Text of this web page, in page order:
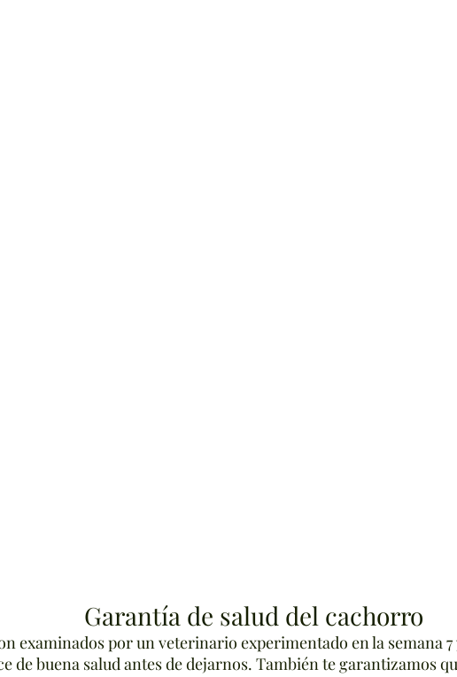
Garantía de salud del cachorro
examinados por un veterinario experimentado en la semana 7
de buena salud antes de dejarnos. También te garantizamos